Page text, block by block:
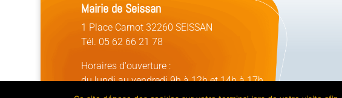
Mairie de Seissan
1 Place Carnot 32260 SEISSAN
Tél. 05 62 66 21 78
Horaires d'ouverture :
du lundi au vendredi 9h à 12h et 14h à 17h